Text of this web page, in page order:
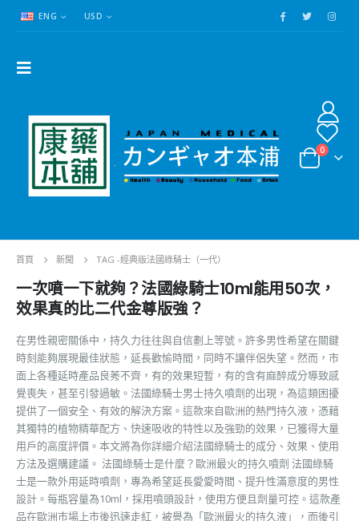
ENG USD
0
首頁 新聞 TAG -經典版法國綠騎士（一代）
一次噴一下就夠？法國綠騎士10ml能用50次，
效果真的比二代金尊版強？
在男性親密關係中，持久力往往與自信劃上等號。許多男性希望在關鍵
時刻能夠展現最佳狀態，延長歡愉時間，同時不讓伴侶失望。然而，市
面上各種延時產品良莠不齊，有的效果短暫，有的含有麻醉成分導致感
覺喪失，甚至引發過敏。法國綠騎士男士持久噴劑的出現，為這類困擾
提供了一個安全、有效的解決方案。這款來自歐洲的熱門持久液，憑藉
其獨特的植物精華配方、快速吸收的特性以及強勁的效果，已獲得大量
用戶的高度評價。本文將為你詳細介紹法國綠騎士的成分、效果、使用
方法及選購建議。 法國綠騎士是什麼？歐洲最火的持久噴劑 法國綠騎
士是一款外用延時噴劑，專為希望延長愛愛時間、提升性滿意度的男性
設計。每瓶容量為10ml，採用噴頭設計，使用方便且劑量可控。這款產
品在歐洲市場上市後迅速走紅，被譽為「歐洲最火的持久液」，而後引